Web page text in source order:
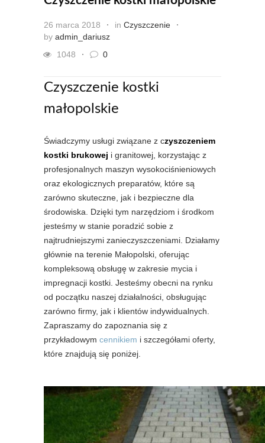
26 marca 2018 in Czyszczenie
by admin_dariusz
1048
0
Czyszczenie kostki
małopolskie
Świadczymy usługi związane z czyszczeniem
kostki brukowej i granitowej, korzystając z
profesjonalnych maszyn wysokociśnieniowych
oraz ekologicznych preparatów, które są
zarówno skuteczne, jak i bezpieczne dla
środowiska. Dzięki tym narzędziom i środkom
jesteśmy w stanie poradzić sobie z
najtrudniejszymi zanieczyszczeniami. Działamy
głównie na terenie Małopolski, oferując
kompleksową obsługę w zakresie mycia i
impregnacji kostki. Jesteśmy obecni na rynku
od początku naszej działalności, obsługując
zarówno firmy, jak i klientów indywidualnych.
Zapraszamy do zapoznania się z
przykładowym cennikiem i szczegółami oferty,
które znajdują się poniżej.